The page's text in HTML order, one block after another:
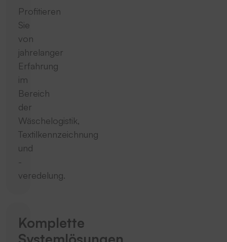
Profitieren
Sie
von
jahrelanger
Erfahrung
im
Bereich
der
Wäschelogistik,
Textilkennzeichnung
und
-
veredelung.
Komplette